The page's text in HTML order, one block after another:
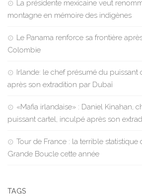
La présidente mexicaine veut
montagne en mémoire des indigènes
Le Panama renforce sa frontière
Colombie
Irlande: le chef présumé du puissant
après son extradition par Dubaï
«Mafia irlandaise» : Daniel Kinahan,
puissant cartel, inculpé après son
Tour de France : la terrible statistique
Grande Boucle cette année
TAGS